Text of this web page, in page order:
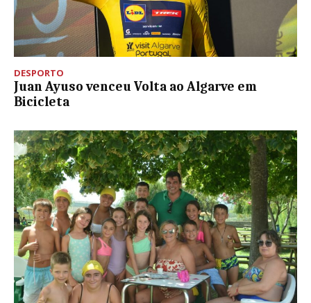
DESPORTO
Juan Ayuso venceu Volta ao Algarve em
Bicicleta